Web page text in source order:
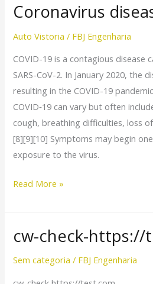
Coronavirus
Auto Vistoria / FBJ Engenharia
COVID-19 is a contagious disease
SARS-CoV-2. In January 2020, the
resulting in the COVID-19
COVID‑19 can vary but often
cough, breathing difficulties, loss
[8][9][10] Symptoms may begin
exposure to the virus.
Coronavirus
2019
Read More »
cw-check-https://
Sem categoria / FBJ Engenharia
cw-
https://test.com/